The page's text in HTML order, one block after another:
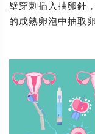
壁穿刺插入抽卵針
的成熟卵泡中抽取